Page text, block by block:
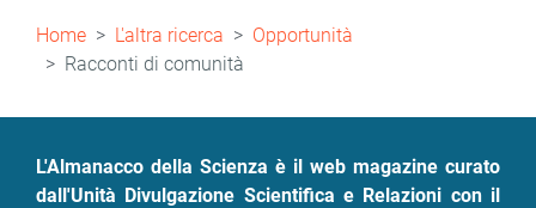
Briciole
di
pane
Home L'altra ricerca
Opportunità
Racconti di comunità
L'Almanacco della Scienza è il web magazine curato
dall'Unità Divulgazione Scientifica e Relazioni con il